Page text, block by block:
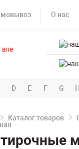
О нас
D E F G H
Каталог товаров